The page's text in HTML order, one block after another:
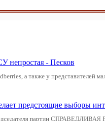
непростая - Песков
а также у представителей
предстоящие выборы
партии СПРАВЕДЛИВАЯ